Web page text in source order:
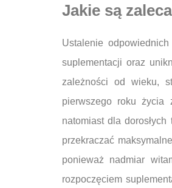
Jakie są
Ustalenie
suplementacji oraz
zależności od wieku,
pierwszego roku życia
natomiast dla
przekraczać
ponieważ nadmiar
rozpoczęciem